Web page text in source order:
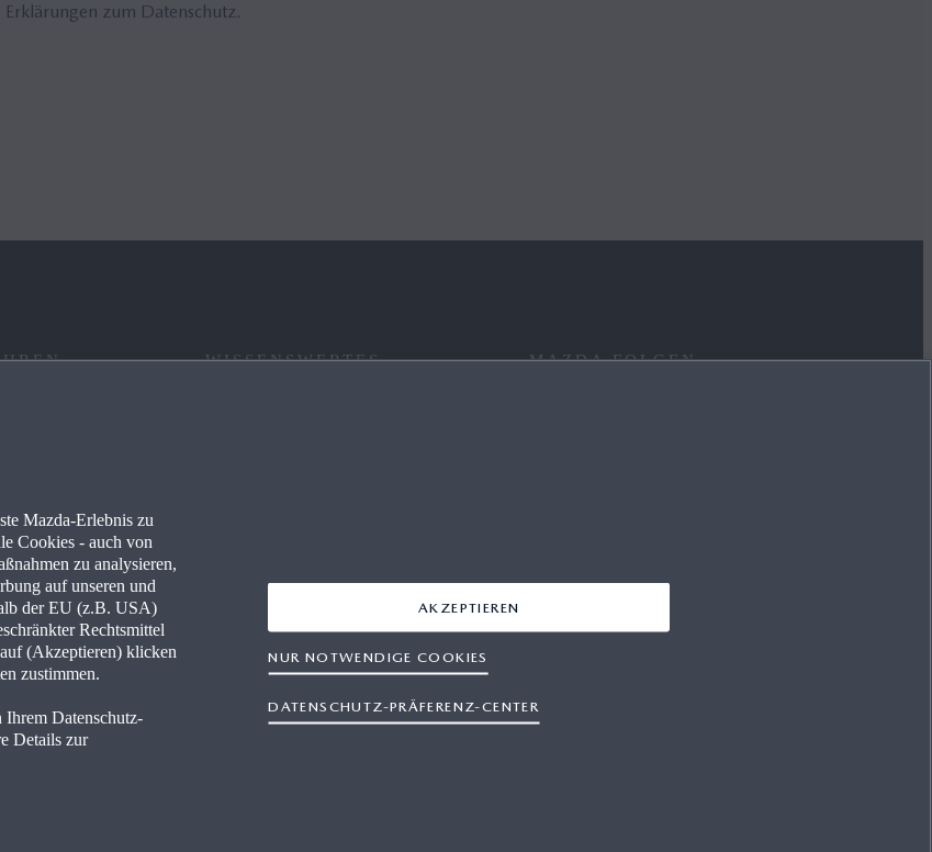
zum Datenschutz.
WISSENSWERTES
MAZDA TOOLBOX
RETTUNGSKARTEN
MAZDA FOLGEN
Mazda-Erlebnis zu
Cookies - auch von
zu analysieren,
auf unseren und
der EU (z.B. USA)
Rechtsmittel
(Akzeptieren) klicken
zustimmen.
Datenschutz-
Details zur
DATENSCHUTZ-PRÄFERENZ-CENTER
NUR NOTWENDIGE COOKIES
AKZEPTIEREN